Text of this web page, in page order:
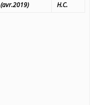
(avr.2019) H.C.